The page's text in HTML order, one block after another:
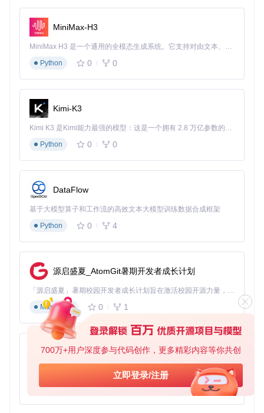
700万+用户深度参与代码创作，更多精彩内容等你共创
立即登录/注册
输出同时保持无敌状态
WuWa-Mod-KillAuraOnlyhatred.pak
标，简化操作复杂度
⚠️ 风险提示：在线PVP模式下禁用伤害类模组，可能导致账号
处罚
问题：开放世界探索中的体力限制与资源收集效率问题
方案：启用"无限体力"与"自动拾取"组合模组
验证 ：连续2小时探索测试中，地图探索进度提升210%，资源
收集量增加180%
无限冲刺与攀爬
WuWa-Mod-AutoPickTreasure.pak
集所有可交互物品
WuWa-Mod-PerceptionRange(wip).pak
2.3 🎨 视觉优化场景
问题：动态天气变化导致的视觉疲劳与性能波动
方案：应用"永久晴朗"与"禁用抖动"视觉模组
升12fps
核心模组组合：
WuWa-Mod-AlwaysSunny.pak：锁定晴朗天气，消除雨雪
雾等极端天气效果
WuWa-Mod-FakeFreeStore.pak
：解锁月卡视觉效果，不
MiniMax-H3
MiniMax H3 是一个通用的全模态生成系统。它支持对由文本、图像、视频和音频组成的多模态上下文进行统一理解，并能生成分辨率高达 2K、时长可达 15 秒的带原生立体声音频的视频。得益于面向任务泛化的系统设计，H3 在预训练阶段就已具备广泛的多模态上下文理解与生成能力，能够出色地执行复杂的多模态指令。
Python
0 0
Kimi-K3
Kimi K3 是Kimi能力最强的模型：这是一个拥有 2.8 万亿参数的混合专家（MoE）模型，具备原生视觉理解能力，并支持 100 万 token 的上下文窗口。
Python
0 0
DataFlow
基于大模型算子和工作流的高效文本大模型训练数据合成框架
Python
0 4
源启盛夏_AtomGit暑期开发者成长计划
「源启盛夏」暑期校园开发者成长计划旨在激活校园开源力量，通过积分激励、认证扶持、资源倾斜等形式，引导高校组织和开发者完成「入驻 — 建项目 — 做贡献 — 获认证 — 得资源」的完整闭环。无论你是想带领社团入驻平台的组织者，还是希望用代码贡献证明自己的开发者，都能在这里找到属于你的成长路径。
Markdown
0 1
py-xiaozhi
基于Python的Xiaozhi AI，适用于想要完整Xiaozhi体验而无需拥有专用硬件的用户。
Python
0 1